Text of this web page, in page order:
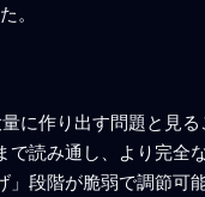
。
に作り出す問題と見る
で読み通し、より完全
段階が脆弱で調節可